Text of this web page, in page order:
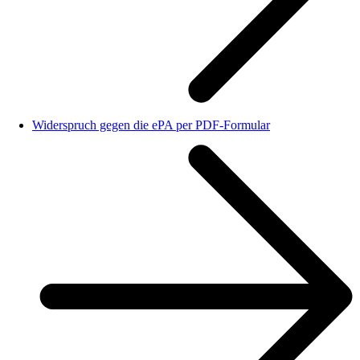
Widerspruch gegen die ePA per PDF-Formular